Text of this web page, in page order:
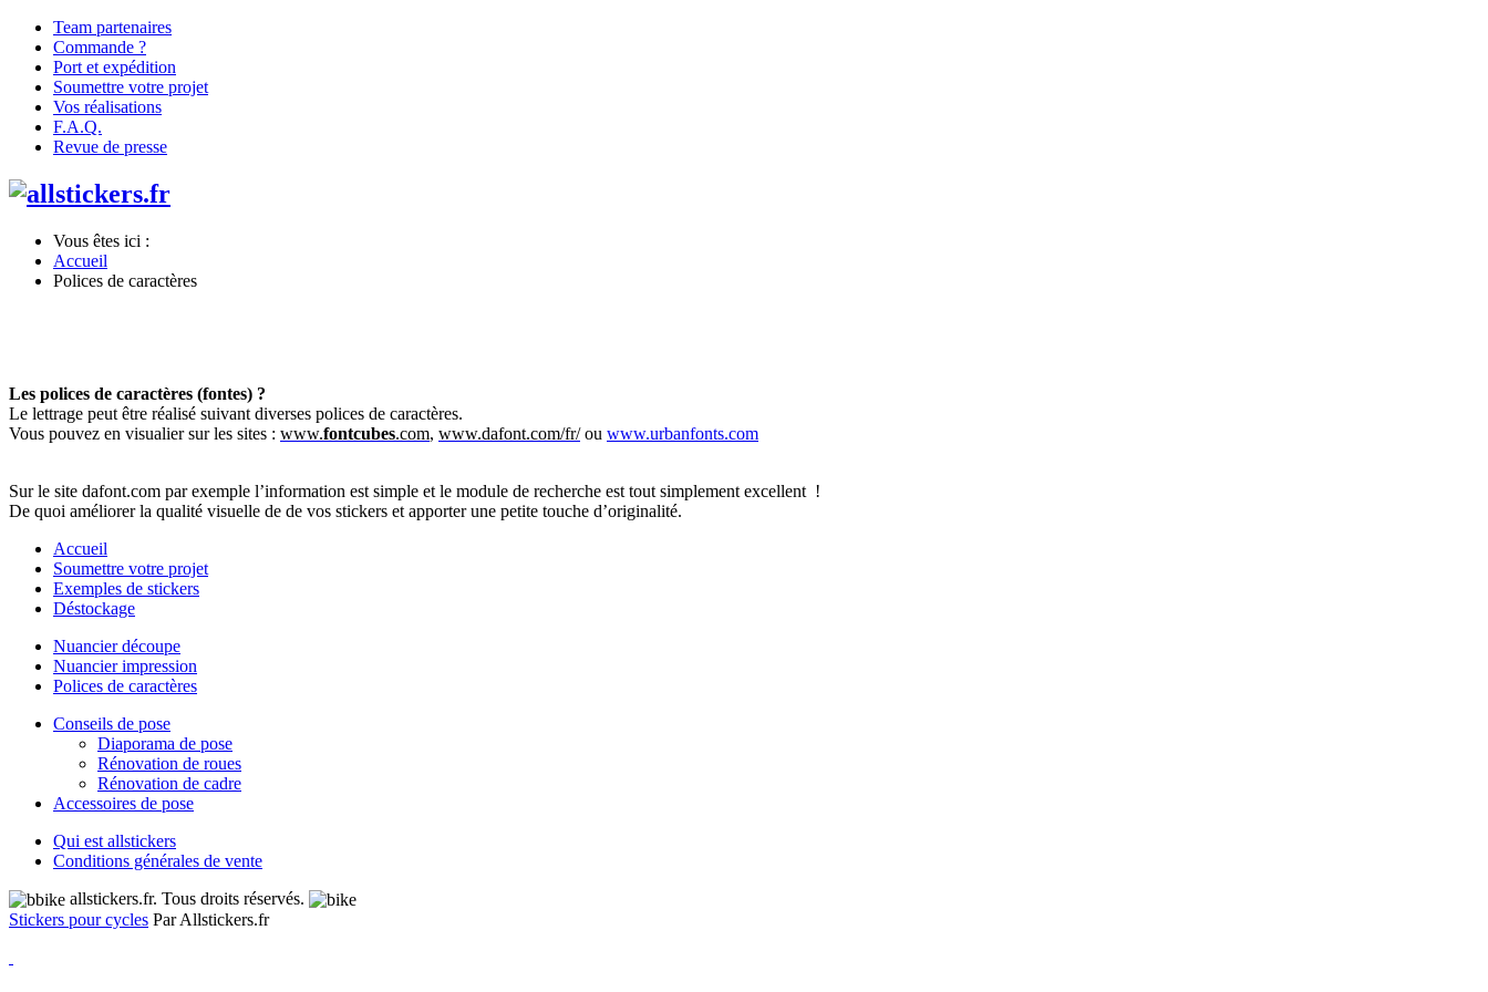
Team partenaires
Commande ?
Port et expédition
Soumettre votre projet
Vos réalisations
F.A.Q.
Revue de presse
Vous êtes ici :
Accueil
Polices de caractères
Les polices de caractères (fontes) ?
Le lettrage peut être réalisé suivant diverses polices de caractères.
Vous pouvez en visualier sur les sites : www.fontcubes.com, www.dafont.com/fr/ou www.urbanfonts.com
Sur le site dafont.com par exemple l’information est simple et le module de recherche est tout simplement excellent !
De quoi améliorer la qualité visuelle de de vos stickers et apporter une petite touche d’originalité.
Accueil
Soumettre votre projet
Exemples de stickers
Déstockage
Nuancier découpe
Nuancier impression
Polices de caractères
Conseils de pose
Diaporama de pose
Rénovation de roues
Rénovation de cadre
Accessoires de pose
Qui est allstickers
Conditions générales de vente
allstickers.fr. Tous droits réservés.
Stickers pour cycles Par Allstickers.fr